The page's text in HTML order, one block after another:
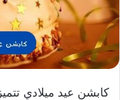
كابشن عيد ميلادي